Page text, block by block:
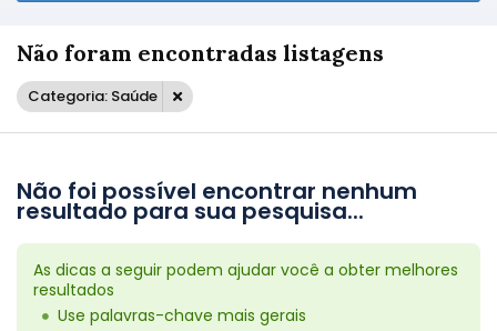
Não foram encontradas listagens
Categoria: Saúde
Não foi possível encontrar nenhum
resultado para sua pesquisa...
As dicas a seguir podem ajudar você a obter melhores
resultados
Use palavras-chave mais gerais